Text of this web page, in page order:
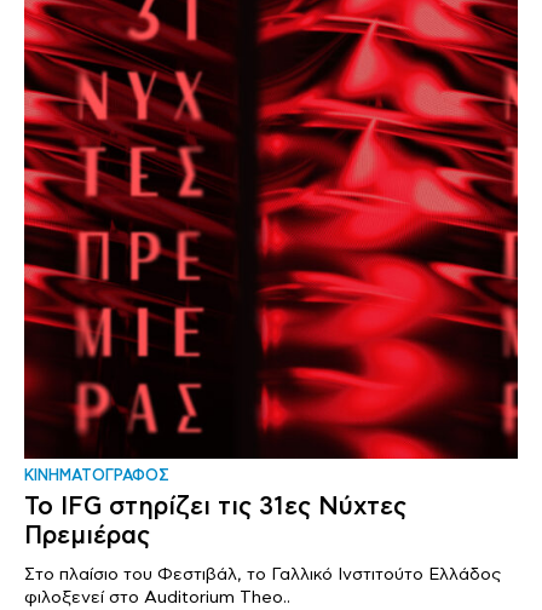
ΚΙΝΗΜΑΤΟΓΡΑΦΟΣ
Το IFG στηρίζει τις 31ες Νύχτες
Πρεμιέρας
Στο πλαίσιο του Φεστιβάλ, το Γαλλικό Ινστιτούτο Ελλάδος
φιλοξενεί στο Auditorium Theo..